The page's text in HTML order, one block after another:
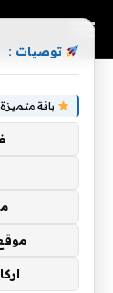
توصيات :
باقة متميزة VIP (كود: AA35872):